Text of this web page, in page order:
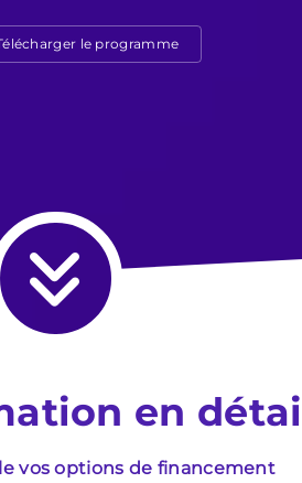
le programme
en
vos options de financement